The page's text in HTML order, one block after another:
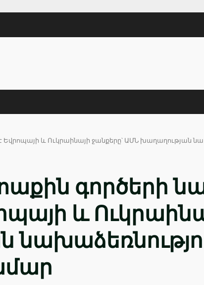
և Ուկրաինայի ջանքերը՝ ԱՄՆ խաղաղության
գործերի
և